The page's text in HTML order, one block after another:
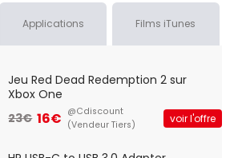
Applications Films iTunes
Jeu Red Dead Redemption 2 sur
Xbox One
23€ 16€ @Cdiscount
(Vendeur Tiers)
voir l'offre